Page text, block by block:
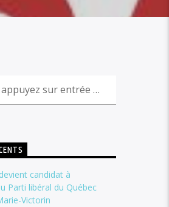
candidat à
Parti libéral du Québec
Victorin